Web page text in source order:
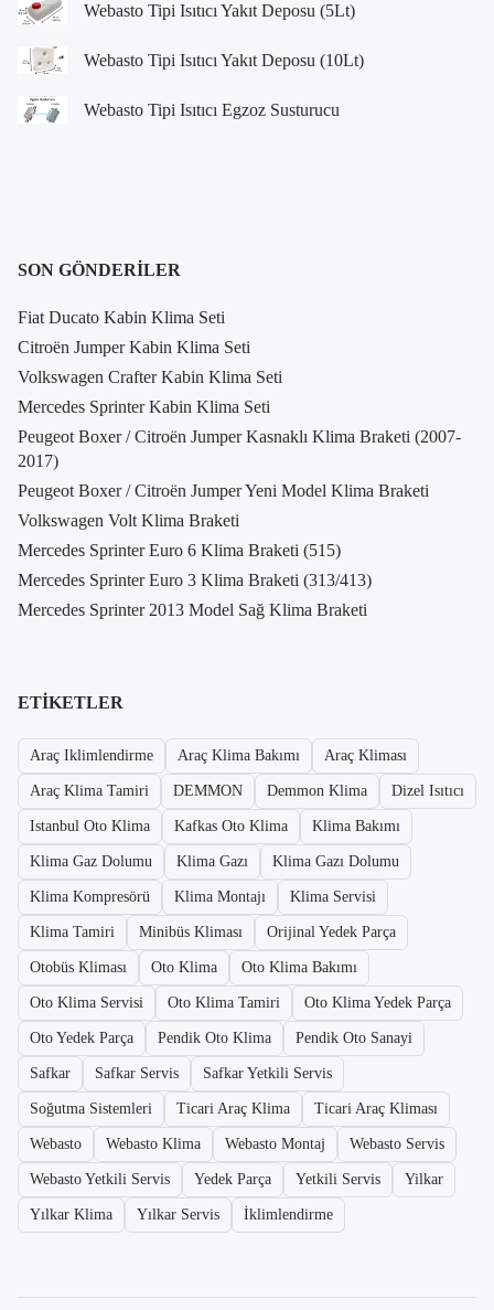
Webasto Tipi Isıtıcı Yakıt Deposu (5Lt)
Webasto Tipi Isıtıcı Yakıt Deposu (10Lt)
Webasto Tipi Isıtıcı Egzoz Susturucu
SON GÖNDERILER
Fiat Ducato Kabin Klima Seti
Citroën Jumper Kabin Klima Seti
Volkswagen Crafter Kabin Klima Seti
Mercedes Sprinter Kabin Klima Seti
Peugeot Boxer / Citroën Jumper Kasnaklı Klima Braketi (2007-
2017)
Peugeot Boxer / Citroën Jumper Yeni Model Klima Braketi
Volkswagen Volt Klima Braketi
Mercedes Sprinter Euro 6 Klima Braketi (515)
Mercedes Sprinter Euro 3 Klima Braketi (313/413)
Mercedes Sprinter 2013 Model Sağ Klima Braketi
ETIKETLER
Araç Iklimlendirme Araç Klima Bakımı Araç Kliması
Araç Klima Tamiri DEMMON Demmon Klima Dizel Isıtıcı
Istanbul Oto Klima Kafkas Oto Klima Klima Bakımı
Klima Gaz Dolumu Klima Gazı Klima Gazı Dolumu
Klima Kompresörü Klima Montajı Klima Servisi
Klima Tamiri Minibüs Kliması Orijinal Yedek Parça
Otobüs Kliması Oto Klima Oto Klima Bakımı
Oto Klima Servisi Oto Klima Tamiri Oto Klima Yedek Parça
Oto Yedek Parça Pendik Oto Klima Pendik Oto Sanayi
Safkar Safkar Servis Safkar Yetkili Servis
Soğutma Sistemleri Ticari Araç Klima Ticari Araç Kliması
Webasto Webasto Klima Webasto Montaj Webasto Servis
Webasto Yetkili Servis Yedek Parça Yetkili Servis Yilkar
Yılkar Klima Yılkar Servis İklimlendirme